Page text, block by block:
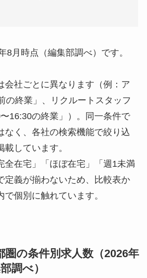
8月時点（編集部調べ）です。
社ごとに異なります（例：ア
の終業」、リクルートスタッフ
16:30の終業」）。同一条件で
なく、各社の検索機能で絞り込
しています。
在宅」「ほぼ在宅」「週1未満
定義が揃わないため、比較表か
で個別に触れています。
圏の条件別求人数（2026年
調べ）